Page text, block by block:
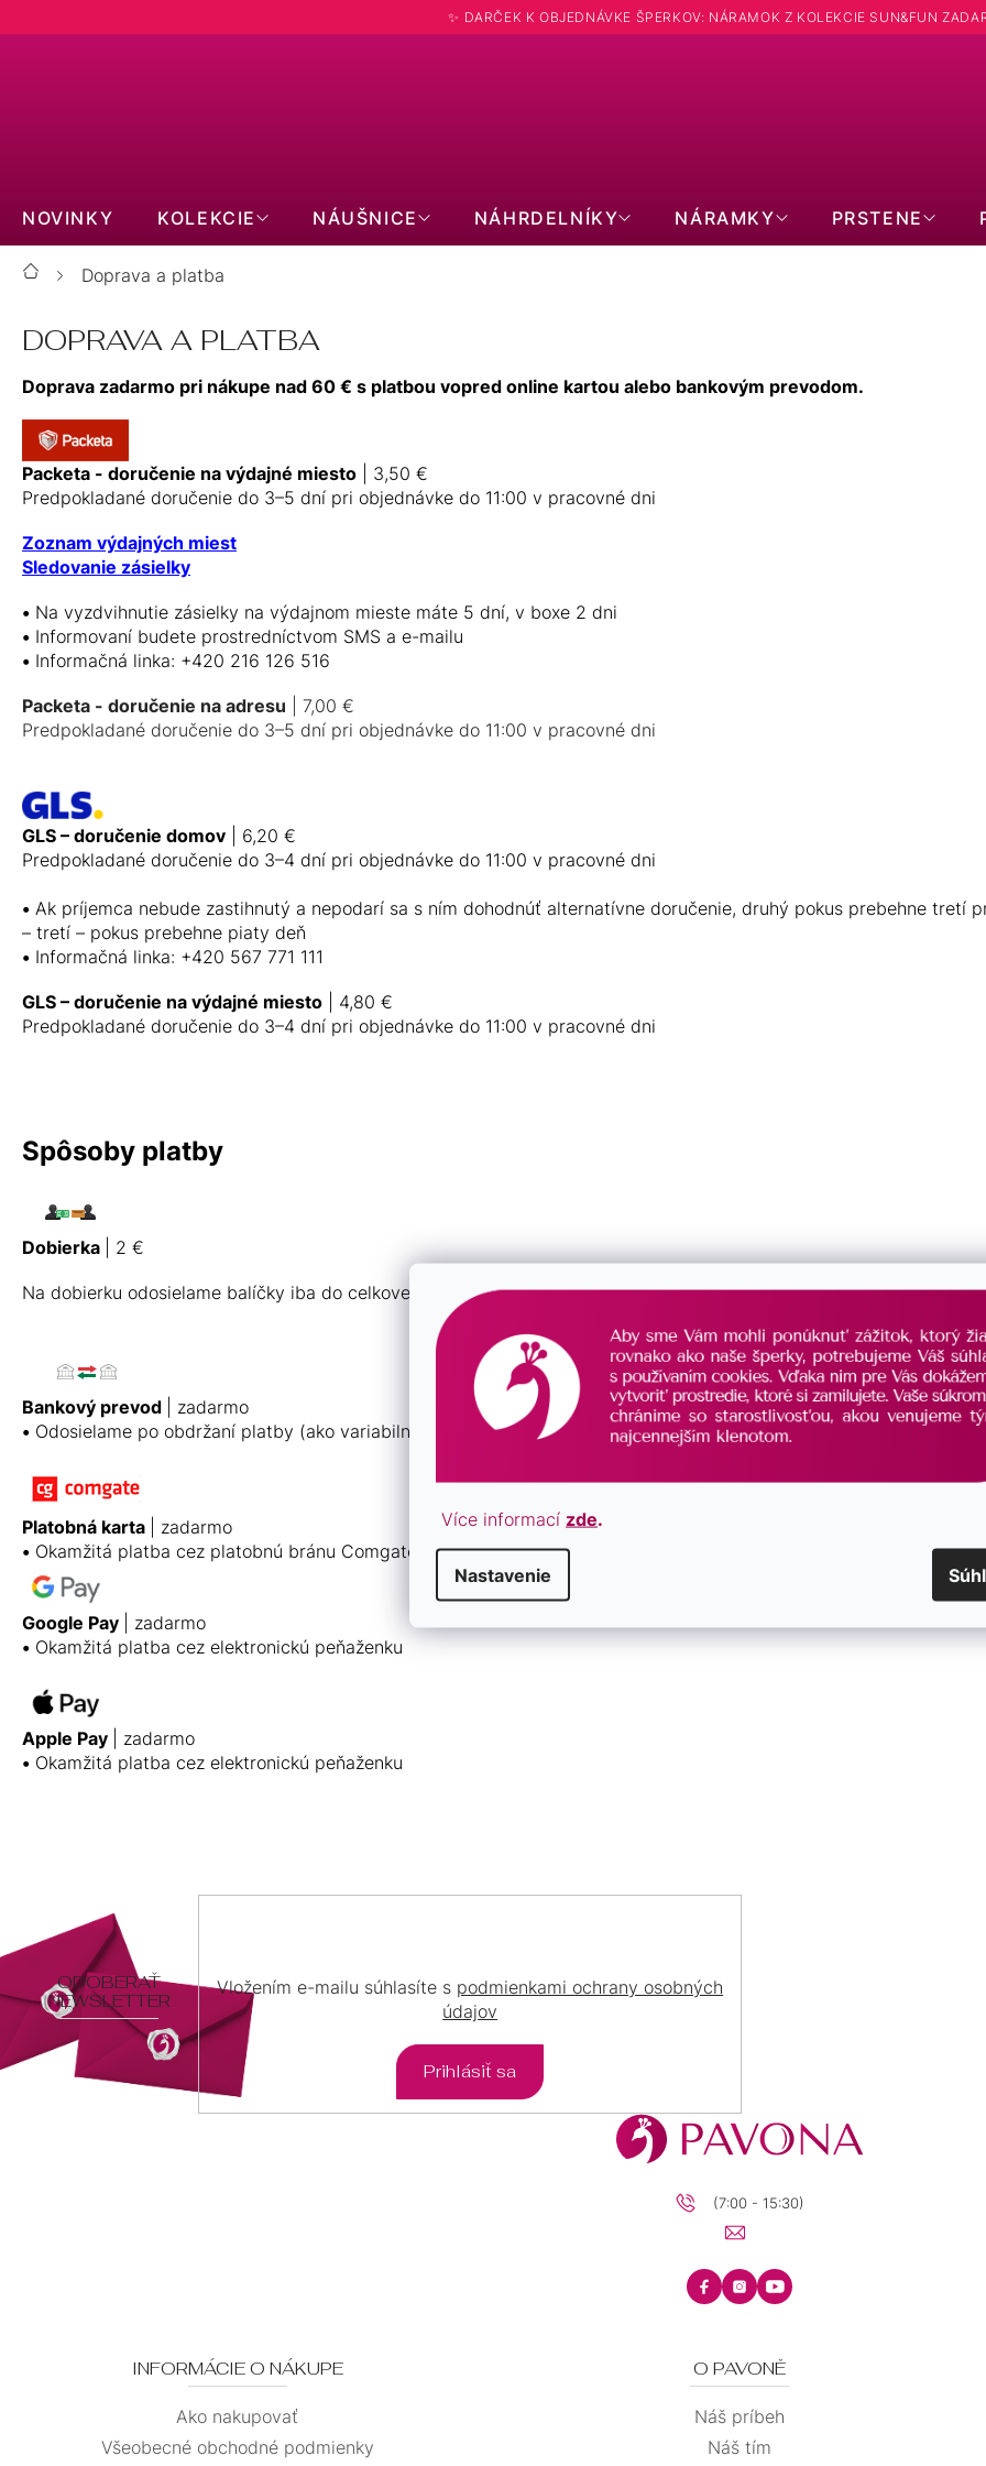
Více informací zde.
Nastavenie
na
✨ DARČEK K OBJEDNÁVKE ŠPERKOV: NÁRAMOK Z KOLEKCIE SUN&FUN
NOVINKY KOLEKCIE NÁUŠNICE NÁHRDELNÍKY NÁRAMKY PRSTENE
DomovDoprava a platba
DOPRAVA A PLATBA
Doprava zadarmo pri nákupe nad 60 € s platbou vopred online kartou alebo bankovým prevodom.
Packeta - doručenie na výdajné miesto | 3,50 €
Predpokladané doručenie do 3–5 dní pri objednávke do 11:00 v pracovné dni
Zoznam výdajných miest
Sledovanie zásielky
• Na vyzdvihnutie zásielky na výdajnom mieste máte 5 dní, v boxe 2 dni
• Informovaní budete prostredníctvom SMS a e-mailu
• Informačná linka: +420 216 126 516
Packeta - doručenie na adresu | 7,00 €
Predpokladané doručenie do 3–5 dní pri objednávke do 11:00 v pracovné dni
GLS – doručenie domov | 6,20 €
Predpokladané doručenie do 3–4 dní pri objednávke do 11:00 v pracovné dni
• Ak príjemca nebude zastihnutý a nepodarí sa s ním dohodnúť alternatívne doručenie, druhý pokus prebehne tretí
– tretí – pokus prebehne piaty deň
• Informačná linka: +420 567 771 111
GLS – doručenie na výdajné miesto | 4,80 €
Predpokladané doručenie do 3–4 dní pri objednávke do 11:00 v pracovné dni
Spôsoby platby
Dobierka | 2 €
Na dobierku odosielame balíčky iba do celkovej čiastky 350 €.
Bankový prevod
| zadarmo
• Odosielame po obdržaní platby (ako variabilný symbol uveďte číslo objednávky)
Platobná karta
| zadarmo
• Okamžitá platba cez platobnú bránu Comgate
Google Pay
| zadarmo
• Okamžitá platba cez elektronickú peňaženku
Apple Pay
| zadarmo
• Okamžitá platba cez elektronickú peňaženku
I
ODOBERAŤ
NEWSLETTER
Vložením e-mailu súhlasíte s podmienkami ochrany osobných
údajov
Prihlásiť sa
(7:00 - 15:30)
INFORMÁCIE O NÁKUPE
Ako nakupovať
Všeobecné obchodné podmienky
O PAVONĚ
Náš príbeh
Náš tím